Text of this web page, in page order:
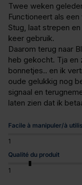
Twee weken
Functioneert als
Stug, laat strepen
keer gebruik.
Daarom terug naar
heb gekocht. Tja en
bonnetjes.. en ik
oude gelukkig nog
signaal en
laten zien dat ik
Facile à manipuler/à
1
Qualité du produit
1